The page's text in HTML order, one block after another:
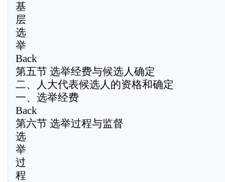
基
层
选
举
Back
第五节 选举经费与候选人确定
二、人大代表候选人的资格和确定
一、选举经费
Back
第六节 选举过程与监督
选
举
过
程